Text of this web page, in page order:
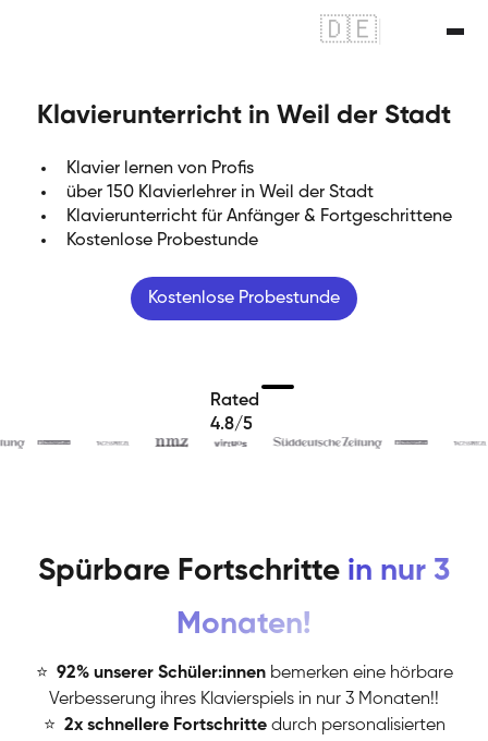
🇩🇪
Klavierunterricht in Weil der Stadt
Klavier lernen von Profis
über 150 Klavierlehrer in Weil der Stadt
Klavierunterricht für Anfänger & Fortgeschrittene
Kostenlose Probestunde
Kostenlose Probestunde
Rated
4.8/5
Spürbare Fortschritte in nur 3
Monaten!
⭐ 92% unserer Schüler:innen bemerken eine hörbare
Verbesserung ihres Klavierspiels in nur 3 Monaten!!
⭐ 2x schnellere Fortschritte durch personalisierten